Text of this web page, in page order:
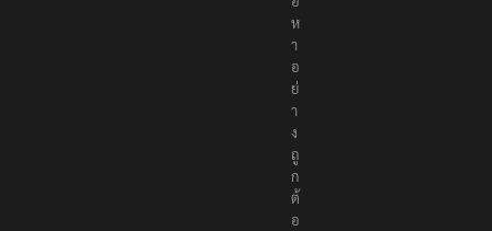
ห
า
อ
ย่
า
ง
ถู
ก
ต้
อ